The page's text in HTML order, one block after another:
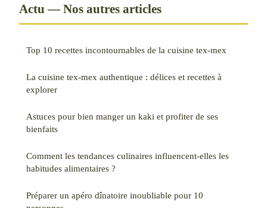
Actu — Nos autres articles
Top 10 recettes incontournables de la cuisine tex-mex
La cuisine tex-mex authentique : délices et recettes à
explorer
Astuces pour bien manger un kaki et profiter de ses
bienfaits
Comment les tendances culinaires influencent-elles les
habitudes alimentaires ?
Préparer un apéro dînatoire inoubliable pour 10